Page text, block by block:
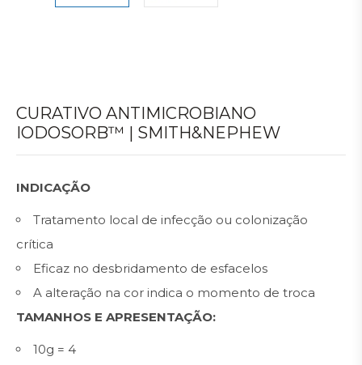
CURATIVO ANTIMICROBIANO
IODOSORB™ | SMITH&NEPHEW
INDICAÇÃO
Tratamento local de infecção ou colonização
crítica
Eficaz no desbridamento de esfacelos
A alteração na cor indica o momento de troca
TAMANHOS E APRESENTAÇÃO:
10g = 4